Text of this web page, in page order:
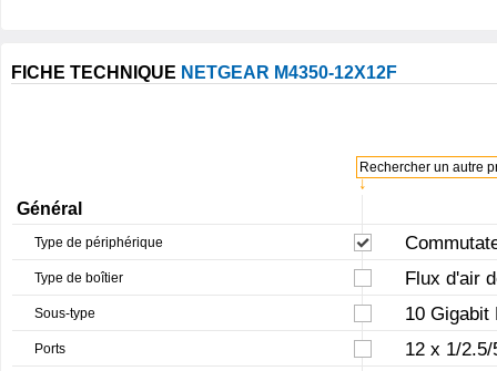
FICHE TECHNIQUE NETGEAR M4350-12X12F
↓
Rechercher un autre
Général
Type de périphérique
Type de boîtier Flux d'air
Sous-type 10 Gigabit
Ports 12 x 1/